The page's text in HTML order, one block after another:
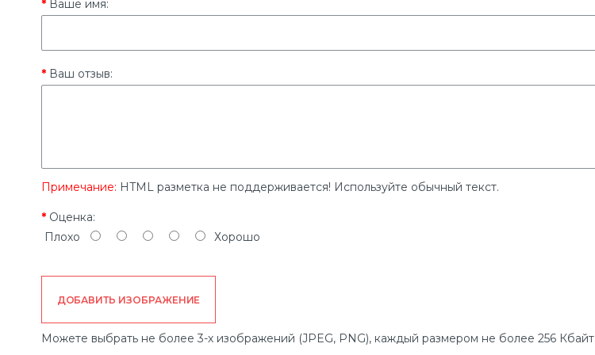
Ваше имя:
Ваш отзыв:
Примечание: HTML разметка не поддерживается! Используйте обычный текст.
Оценка:
Плохо
Хорошо
ДОБАВИТЬ ИЗОБРАЖЕНИЕ
Можете выбрать не более 3-х изображений (JPEG, PNG), каждый размером не более 256 Кбайт